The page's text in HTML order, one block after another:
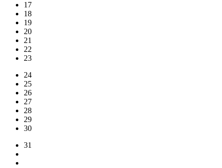
17
18
19
20
21
22
23
24
25
26
27
28
29
30
31